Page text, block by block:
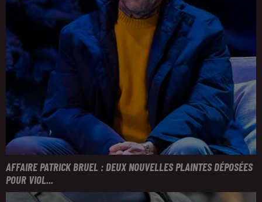
AFFAIRE PATRICK BRUEL : DEUX NOUVELLES PLAINTES DÉPOSÉES
POUR VIOL...